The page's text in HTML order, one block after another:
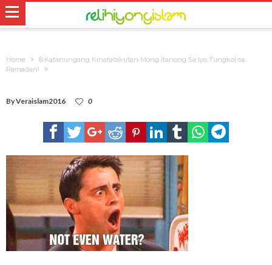
Home
8 Katanungang Kinatatakutan Mong Itanong Sa Iyo Tungkol sa
Ramadan!
ByVeraislam2016 0